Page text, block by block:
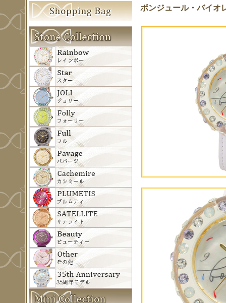
ボンジュール・バイオ